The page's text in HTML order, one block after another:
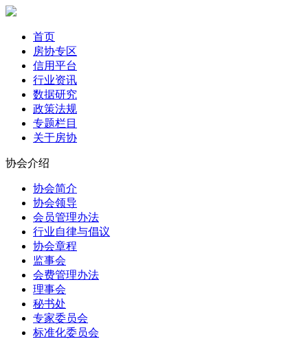
首页
房协专区
信用平台
行业资讯
数据研究
政策法规
专题栏目
关于房协
协会介绍
协会简介
协会领导
会员管理办法
行业自律与倡议
协会章程
监事会
会费管理办法
理事会
秘书处
专家委员会
标准化委员会